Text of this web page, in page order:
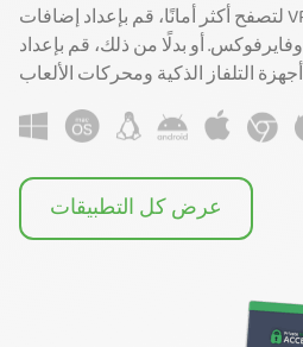
لتصفح أكثر أمانًا، قم بإعداد إضافات VPN على متصفح كروم
وفايرفوكس. أو بدلًا من ذلك، قم بإعداد PIA على جهاز راوتر متوافق
عرض كل التطبيقات